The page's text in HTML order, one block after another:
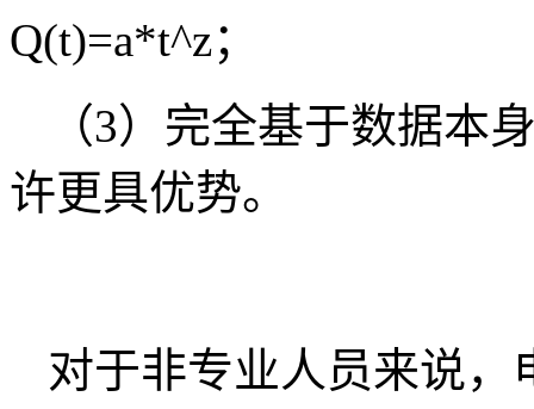
Q(t)=a*t^z；
（3）完全基于数据本
许更具优势。
对于非专业人员来说